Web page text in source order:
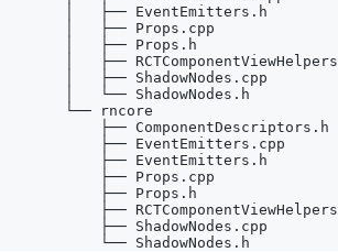
│   ├── EventEmitters.h
│   ├── Props.cpp
│   ├── Props.h
│   ├──
│   ├── ShadowNodes.cpp
│   └── ShadowNodes.h
└── rncore
├── ComponentDescriptors.h
├── EventEmitters.cpp
├── EventEmitters.h
├── Props.cpp
├── Props.h
├──
├── ShadowNodes.cpp
└── ShadowNodes.h